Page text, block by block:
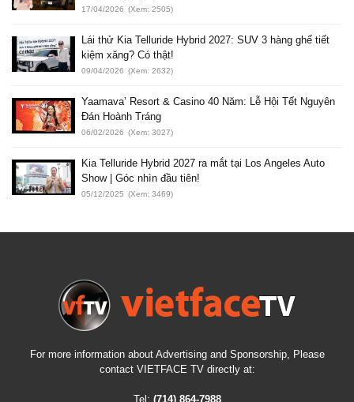
17/04/2026 (Xem: 2505)
Lái thử Kia Telluride Hybrid 2027: SUV 3 hàng ghế tiết
kiệm xăng? Có thật!
09/04/2026 (Xem: 2632)
Yaamava’ Resort & Casino 40 Năm: Lễ Hội Tết Nguyên
Đán Hoành Tráng
06/02/2026 (Xem: 3027)
Kia Telluride Hybrid 2027 ra mắt tại Los Angeles Auto
Show | Góc nhìn đầu tiên!
05/12/2025 (Xem: 3469)
For more information about Advertising and Sponsorship, Please
contact VIETFACE TV directly at:
Tel: (714) 864-7988